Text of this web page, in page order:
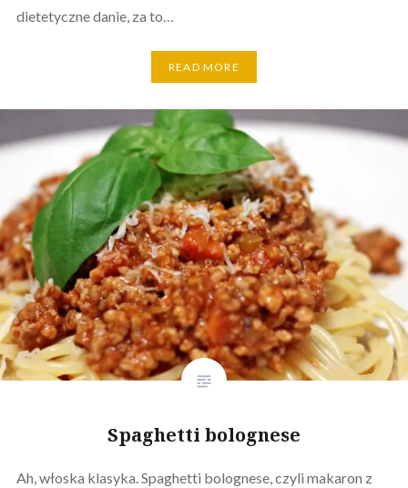
dietetyczne danie, za to…
READ MORE
Spaghetti bolognese
Ah, włoska klasyka. Spaghetti bolognese, czyli makaron z